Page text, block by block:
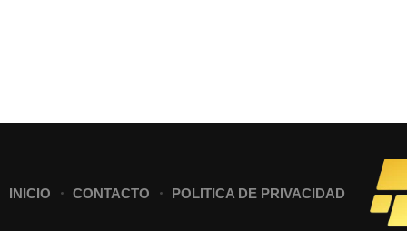
INICIO CONTACTO POLITICA DE PRIVACIDAD